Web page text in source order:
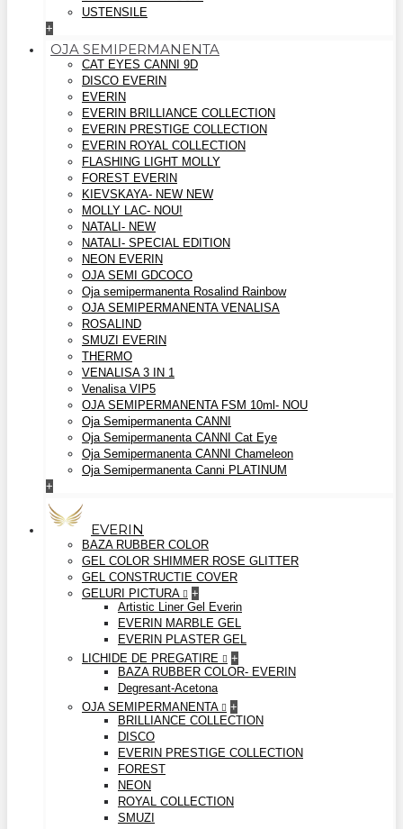
USTENSILE
+
OJA SEMIPERMANENTA
CAT EYES CANNI 9D
DISCO EVERIN
EVERIN
EVERIN BRILLIANCE COLLECTION
EVERIN PRESTIGE COLLECTION
EVERIN ROYAL COLLECTION
FLASHING LIGHT MOLLY
FOREST EVERIN
KIEVSKAYA- NEW NEW
MOLLY LAC- NOU!
NATALI- NEW
NATALI- SPECIAL EDITION
NEON EVERIN
OJA SEMI GDCOCO
Oja semipermanenta Rosalind Rainbow
OJA SEMIPERMANENTA VENALISA
ROSALIND
SMUZI EVERIN
THERMO
VENALISA 3 IN 1
Venalisa VIP5
OJA SEMIPERMANENTA FSM 10ml- NOU
Oja Semipermanenta CANNI
Oja Semipermanenta CANNI Cat Eye
Oja Semipermanenta CANNI Chameleon
Oja Semipermanenta Canni PLATINUM
+
EVERIN
BAZA RUBBER COLOR
GEL COLOR SHIMMER ROSE GLITTER
GEL CONSTRUCTIE COVER
GELURI PICTURA
+
Artistic Liner Gel Everin
EVERIN MARBLE GEL
EVERIN PLASTER GEL
LICHIDE DE PREGATIRE
+
BAZA RUBBER COLOR- EVERIN
Degresant-Acetona
OJA SEMIPERMANENTA
+
BRILLIANCE COLLECTION
DISCO
EVERIN PRESTIGE COLLECTION
FOREST
NEON
ROYAL COLLECTION
SMUZI